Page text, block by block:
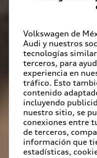
Volkswagen de
Audi y nuestros
tecnologías
terceros, para
experiencia en
tráfico. Esto
contenido
incluyendo
nuestro sitio, se
conexiones entre
de terceros,
información que
estadísticas,